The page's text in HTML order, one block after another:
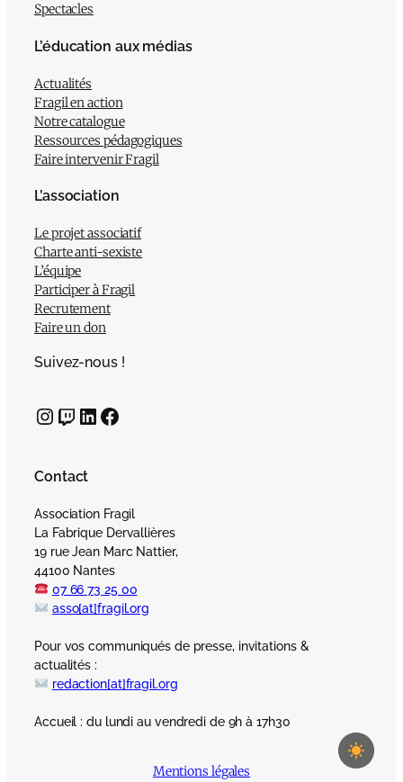
Spectacles
L’éducation aux médias
Actualités
Fragil en action
Notre catalogue
Ressources pédagogiques
Faire intervenir Fragil
L’association
Le projet associatif
Charte anti-sexiste
L’équipe
Participer à Fragil
Recrutement
Faire un don
Suivez-nous !
InstagramTwitch LinkedIn Facebook
Contact
Association Fragil
La Fabrique Dervallières
19 rue Jean Marc Nattier,
44100 Nantes
07 66 73 25 00
asso[at]fragil.org
Pour vos communiqués de presse, invitations &
actualités :
redaction[at]fragil.org
Accueil : du lundi au vendredi de 9h à 17h30
Mentions légales